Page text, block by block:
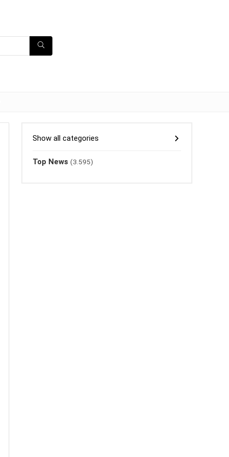
Show all categories
Top News (3.595)